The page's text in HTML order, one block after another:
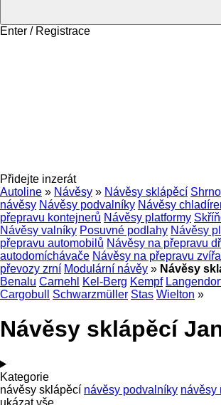
Enter / Registrace
Přidejte inzerát
Autoline » Návěsy » Návěsy sklápěcí
návěsy Návěsy podvalníky Návěsy
přepravu kontejnerů Návěsy platformy
Návěsy valníky Posuvné podlahy Návěsy
přepravu automobilů Návěsy na přepravu
autodomíchávače Návěsy na přepravu
převozy zrní Modulární návěy » Návěsy
Benalu Carnehl Kel-Berg Kempf
Cargobull
Schwarzmüller Stas Wielton »
Návěsy sklápěcí
Kategorie
návěsy sklápěcí návěsy podvalníky návěsy
ukázat vše